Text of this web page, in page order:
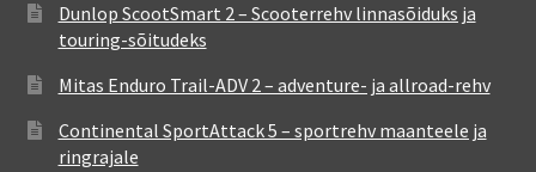
Dunlop ScootSmart 2 – Scooterrehv linnasõiduks ja
touring-sõitudeks
Mitas Enduro Trail-ADV 2 – adventure- ja allroad-rehv
Continental SportAttack 5 – sportrehv maanteele ja
ringrajale